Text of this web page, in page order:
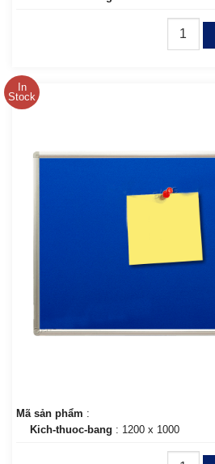
In
Stock
Mã sản phẩm :
Kich-thuoc-bang : 1200 x 1000